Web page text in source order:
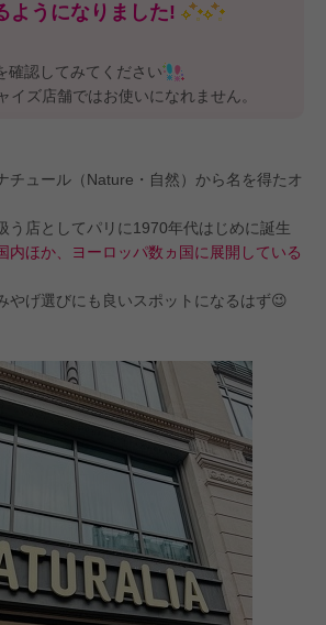
ようになりました!
確認してみてください
ズ店舗ではお使いになれません。
チュール（Nature・自然）から名を得たオ
う店としてパリに1970年代はじめに誕生
内ほか、ヨーロッパ数ヵ国に展開している
やげ選びにも良いスポットになるはず😉